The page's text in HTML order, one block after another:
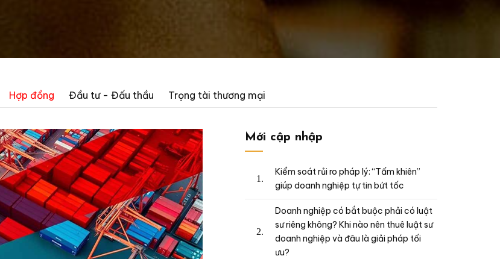
Hợp đồng Đầu tư - Đấu thầu Trọng tài thương mại
Mới cập nhập
Kiểm soát rủi ro pháp lý: “Tấm khiên”
giúp doanh nghiệp tự tin bứt tốc
Doanh nghiệp có bắt buộc phải có luật
sư riêng không? Khi nào nên thuê luật sư
doanh nghiệp và đâu là giải pháp tối
ưu?